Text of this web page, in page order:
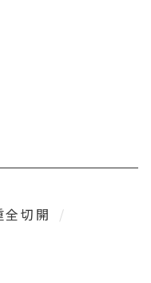
全切開